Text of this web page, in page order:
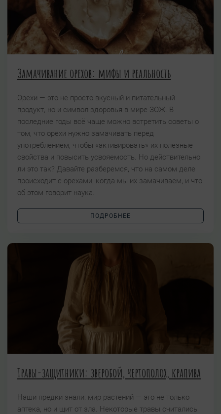
Замачивание орехов: мифы и реальность
Орехи — это не просто вкусный и питательный
продукт, но и символ здоровья в мире ЗОЖ. В
последние годы всё чаще можно встретить советы о
том, что орехи нужно замачивать перед
употреблением, чтобы «активировать» их полезные
свойства и повысить усвояемость. Но действительно
ли это так? Давайте разберемся, что на самом деле
происходит с орехами, когда мы их замачиваем, и что
об этом говорит наука.
ПОДРОБНЕЕ
Травы-защитники: зверобой, чертополох, крапива
Наши предки знали: мир растений — это не только
аптека, но и щит от зла. Некоторые травы считались